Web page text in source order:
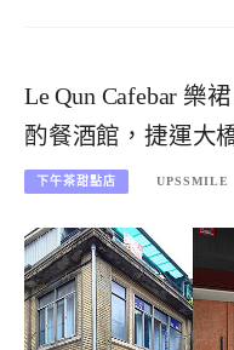
Le Qun Cafebar 樂
酌餐酒館，捷運大
下午茶甜點店 UPSSMILE